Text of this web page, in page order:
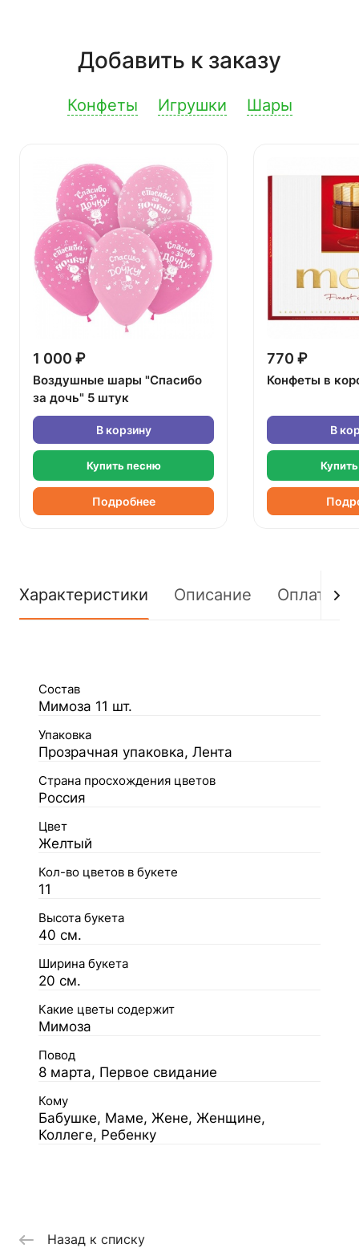
Добавить к заказу
Конфеты Игрушки Шары
1 000 ₽
Воздушные шары "Спасибо
за дочь" 5 штук
В корзину
Купить песню
Подробнее
770 ₽
Конфеты в
В
Характеристики Описание Оплата
Состав
Мимоза 11 шт.
Упаковка
Прозрачная упаковка, Лента
Страна просхождения цветов
Россия
Цвет
Желтый
Кол-во цветов в букете
11
Высота букета
40 см.
Ширина букета
20 см.
Какие цветы содержит
Мимоза
Повод
8 марта, Первое свидание
Кому
Бабушке, Маме, Жене, Женщине,
Коллеге, Ребенку
Назад к списку